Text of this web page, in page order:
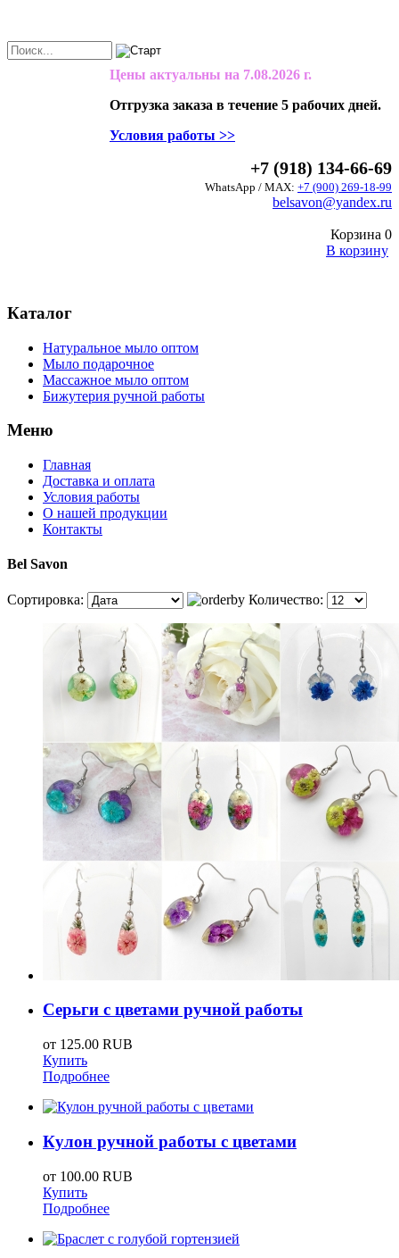
Цены актуальны на 7.08.2026 г.
Отгрузка заказа в течение 5 рабочих дней.
Условия работы >>
+7 (918) 134-66-69
WhatsApp / MAX: +7 (900) 269-18-99
belsavon@yandex.ru
Корзина 0
В корзину
Каталог
Натуральное мыло оптом
Мыло подарочное
Массажное мыло оптом
Бижутерия ручной работы
Меню
Главная
Доставка и оплата
Условия работы
О нашей продукции
Контакты
Bel Savon
Сортировка: Количество:
Серьги с цветами ручной работы
от 125.00 RUB
Купить
Подробнее
Кулон ручной работы с цветами
от 100.00 RUB
Купить
Подробнее